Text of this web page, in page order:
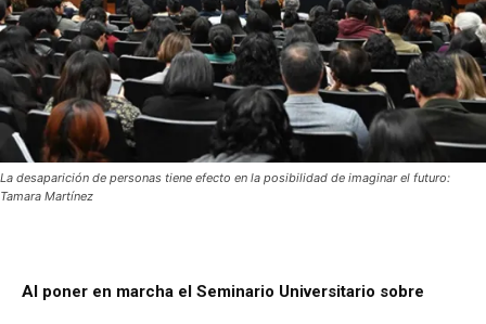
La desaparición de personas tiene efecto en la posibilidad de imaginar el futuro:
Tamara Martínez
Al poner en marcha el Seminario Universitario sobre